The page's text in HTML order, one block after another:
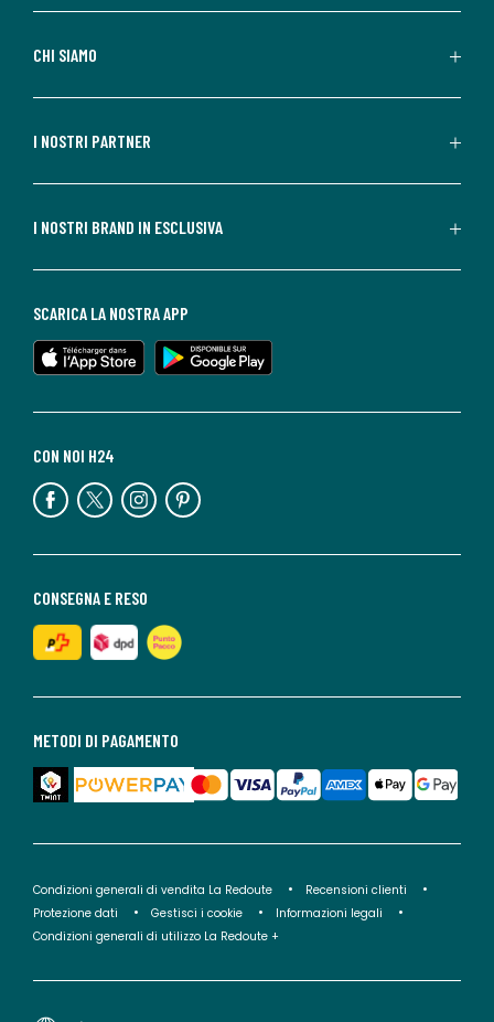
CHI SIAMO
I NOSTRI PARTNER
I NOSTRI BRAND IN ESCLUSIVA
METODI DI PAGAMENTO
CONSEGNA E RESO
CON NOI H24
SCARICA LA NOSTRA APP
Condizioni generali di vendita La Redoute
Recensioni clienti
Protezione dati
Gestisci i cookie
Informazioni legali
Condizioni generali di utilizzo La Redoute +